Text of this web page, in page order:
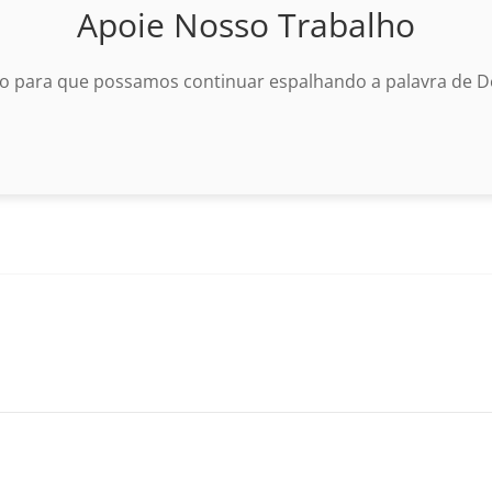
Apoie Nosso Trabalho
para que possamos continuar espalhando a palavra de